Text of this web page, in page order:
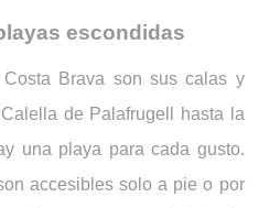
escondidas
Costa Brava son sus calas y
de Palafrugell hasta la
una playa para cada gusto.
accesibles solo a pie o por